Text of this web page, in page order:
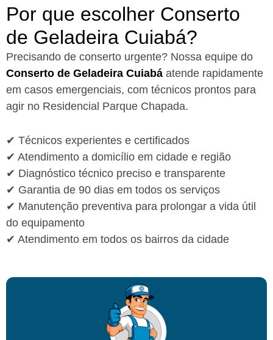
Por que escolher Conserto
de Geladeira Cuiabá?​
Precisando de conserto urgente? Nossa equipe do
Conserto de Geladeira Cuiabá atende rapidamente
em casos emergenciais, com técnicos prontos para
agir no Residencial Parque Chapada.
✔ Técnicos experientes e certificados
✔ Atendimento a domicílio em cidade e região
✔ Diagnóstico técnico preciso e transparente
✔ Garantia de 90 dias em todos os serviços
✔ Manutenção preventiva para prolongar a vida útil
do equipamento
✔ Atendimento em todos os bairros da cidade